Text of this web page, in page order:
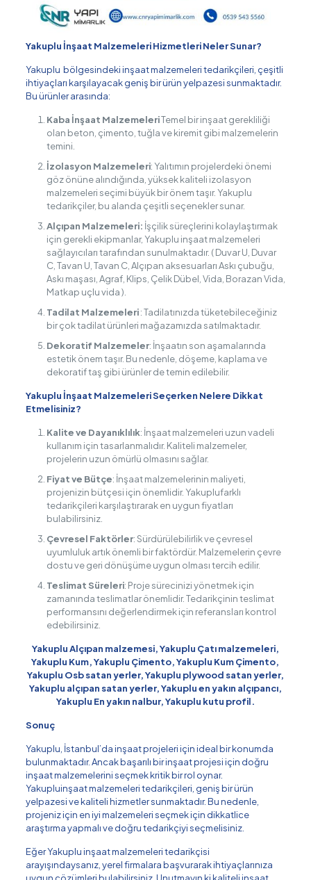
Yakuplu İnşaat Malzemeleri Hizmetleri Neler Sunar?
Yakuplu bölgesindeki inşaat malzemeleri tedarikçileri, çeşitli
ihtiyaçları karşılayacak geniş bir ürün yelpazesi sunmaktadır.
Bu ürünler arasında:
Kaba İnşaat MalzemeleriTemel bir inşaat gerekliliği
olan beton, çimento, tuğla ve kiremit gibi malzemelerin
temini.
İzolasyon Malzemeleri: Yalıtımın projelerdeki önemi
göz önüne alındığında, yüksek kaliteli izolasyon
malzemeleri seçimi büyük bir önem taşır. Yakuplu
tedarikçiler, bu alanda çeşitli seçenekler sunar.
Alçıpan Malzemeleri: İşçilik süreçlerini kolaylaştırmak
için gerekli ekipmanlar, Yakuplu inşaat malzemeleri
sağlayıcıları tarafından sunulmaktadır. ( Duvar U, Duvar
C, Tavan U, Tavan C, Alçıpan aksesuarları Askı çubuğu,
Askı maşası, Agraf, Klips, Çelik Dübel, Vida, Borazan Vida,
Matkap uçlu vida ).
Tadilat Malzemeleri: Tadilatınızda tüketebileceğiniz
bir çok tadilat ürünleri mağazamızda satılmaktadır.
Dekoratif Malzemeler: İnşaatın son aşamalarında
estetik önem taşır. Bu nedenle, döşeme, kaplama ve
dekoratif taş gibi ürünler de temin edilebilir.
Yakuplu İnşaat Malzemeleri Seçerken Nelere Dikkat
Etmelisiniz?
Kalite ve Dayanıklılık: İnşaat malzemeleri uzun vadeli
kullanım için tasarlanmalıdır. Kaliteli malzemeler,
projelerin uzun ömürlü olmasını sağlar.
Fiyat ve Bütçe: İnşaat malzemelerinin maliyeti,
projenizin bütçesi için önemlidir. Yakuplufarklı
tedarikçileri karşılaştırarak en uygun fiyatları
bulabilirsiniz.
Çevresel Faktörler: Sürdürülebilirlik ve çevresel
uyumluluk artık önemli bir faktördür. Malzemelerin çevre
dostu ve geri dönüşüme uygun olması tercih edilir.
Teslimat Süreleri: Proje sürecinizi yönetmek için
zamanında teslimatlar önemlidir. Tedarikçinin teslimat
performansını değerlendirmek için referansları kontrol
edebilirsiniz.
Yakuplu Alçıpan malzemesi, Yakuplu Çatı malzemeleri,
Yakuplu Kum, Yakuplu Çimento, Yakuplu Kum Çimento,
Yakuplu Osb satan yerler, Yakuplu plywood satan yerler,
Yakuplu alçıpan satan yerler, Yakuplu en yakın alçıpancı,
Yakuplu En yakın nalbur, Yakuplu kutu profil.
Sonuç
Yakuplu, İstanbul’da inşaat projeleri için ideal bir konumda
bulunmaktadır. Ancak başarılı bir inşaat projesi için doğru
inşaat malzemelerini seçmek kritik bir rol oynar.
Yakupluinşaat malzemeleri tedarikçileri, geniş bir ürün
yelpazesi ve kaliteli hizmetler sunmaktadır. Bu nedenle,
projeniz için en iyi malzemeleri seçmek için dikkatlice
araştırma yapmalı ve doğru tedarikçiyi seçmelisiniz.
Eğer Yakuplu inşaat malzemeleri tedarikçisi
arayışındaysanız, yerel firmalara başvurarak ihtiyaçlarınıza